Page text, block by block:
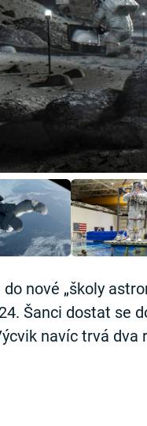
nové „školy
Šanci dostat se
navíc trvá dva